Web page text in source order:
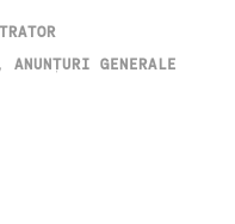
, ANUNȚURI GENERALE